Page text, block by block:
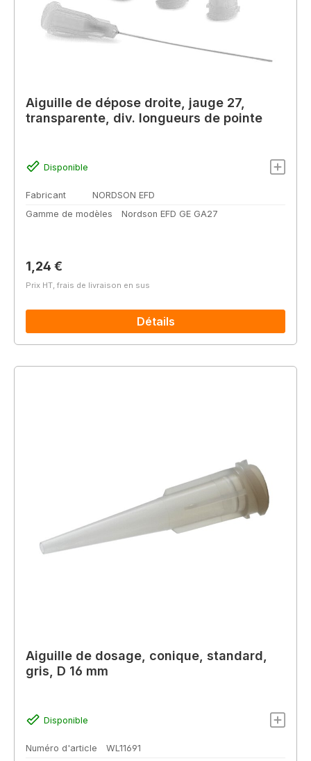
Aiguille de dépose droite, jauge 27,
transparente, div. longueurs de pointe
Disponible
Fabricant
NORDSON EFD
Gamme de modèles
Nordson EFD GE GA27
Prix régulier :
1,24 €
Prix HT, frais de livraison en sus
Détails
Aiguille de dosage, conique, standard,
gris, D 16 mm
Disponible
Numéro d'article
WL11691